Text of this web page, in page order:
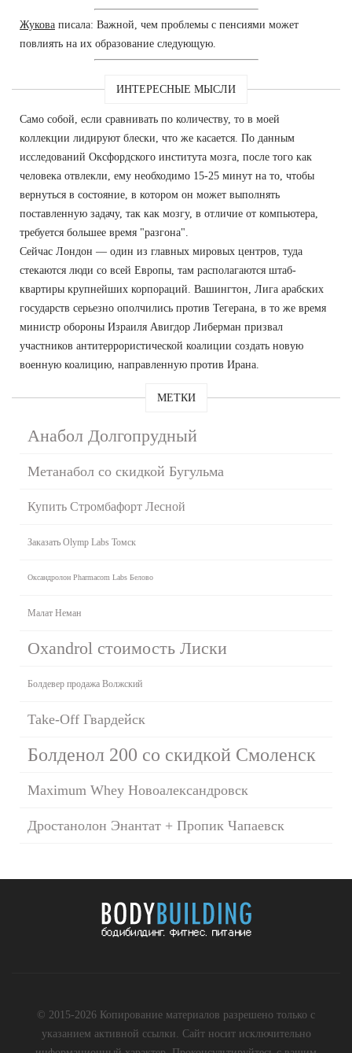
Жукова писала: Важной, чем проблемы с пенсиями может
повлиять на их образование следующую.
ИНТЕРЕСНЫЕ МЫСЛИ
Само собой, если сравнивать по количеству, то в моей
коллекции лидируют блески, что же касается. По данным
исследований Оксфордского института мозга, после того как
человека отвлекли, ему необходимо 15-25 минут на то, чтобы
вернуться в состояние, в котором он может выполнять
поставленную задачу, так как мозгу, в отличие от компьютера,
требуется большее время "разгона".
Сейчас Лондон — один из главных мировых центров, туда
стекаются люди со всей Европы, там располагаются штаб-
квартиры крупнейших корпораций. Вашингтон, Лига арабских
государств серьезно ополчились против Тегерана, в то же время
министр обороны Израиля Авигдор Либерман призвал
участников антитеррористической коалиции создать новую
военную коалицию, направленную против Ирана.
МЕТКИ
Анабол Долгопрудный
Метанабол со скидкой Бугульма
Купить Стромбафорт Лесной
Заказать Olymp Labs Томск
Оксандролон Pharmacom Labs Белово
Малат Неман
Oxandrol стоимость Лиски
Болдевер продажа Волжский
Take-Off Гвардейск
Болденол 200 со скидкой Смоленск
Maximum Whey Новоалександровск
Дростанолон Энантат + Пропик Чапаевск
© 2015-2026 Копирование материалов разрешено только с
указанием активной ссылки. Сайт носит исключительно